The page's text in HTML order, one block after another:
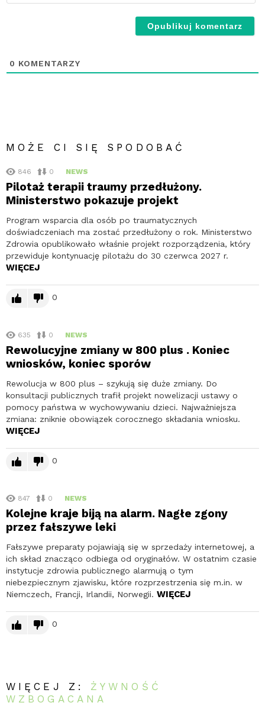
0 KOMENTARZY
MOŻE CI SIĘ SPODOBAĆ
846 0 NEWS
Pilotaż terapii traumy przedłużony.
Ministerstwo pokazuje projekt
Program wsparcia dla osób po traumatycznych
doświadczeniach ma zostać przedłużony o rok. Ministerstwo
Zdrowia opublikowało właśnie projekt rozporządzenia, który
przewiduje kontynuację pilotażu do 30 czerwca 2027 r.
WIĘCEJ
0
635 0 NEWS
Rewolucyjne zmiany w 800 plus . Koniec
wniosków, koniec sporów
Rewolucja w 800 plus – szykują się duże zmiany. Do
konsultacji publicznych trafił projekt nowelizacji ustawy o
pomocy państwa w wychowywaniu dzieci. Najważniejsza
zmiana: zniknie obowiązek corocznego składania wniosku.
WIĘCEJ
0
847 0 NEWS
Kolejne kraje biją na alarm. Nagłe zgony
przez fałszywe leki
Fałszywe preparaty pojawiają się w sprzedaży internetowej, a
ich skład znacząco odbiega od oryginałów. W ostatnim czasie
instytucje zdrowia publicznego alarmują o tym
niebezpiecznym zjawisku, które rozprzestrzenia się m.in. w
Niemczech, Francji, Irlandii, Norwegii. WIĘCEJ
0
WIĘCEJ Z: ŻYWNOŚĆ
WZBOGACANA